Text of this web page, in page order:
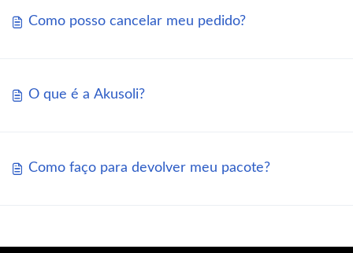
Como posso cancelar meu pedido?
O que é a Akusoli?
Como faço para devolver meu pacote?